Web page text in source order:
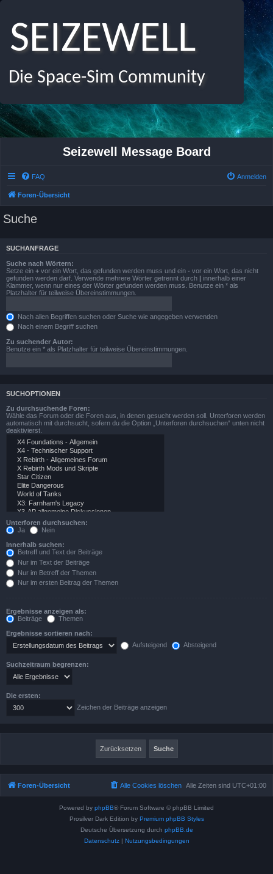
SEIZEWELL
Die Space-Sim Community
Seizewell Message Board
FAQ Anmelden
Foren-Übersicht
Suche
SUCHANFRAGE
Suche nach Wörtern:
Setze ein + vor ein Wort, das gefunden werden muss und ein - vor ein Wort, das nicht
gefunden werden darf. Verwende mehrere Wörter getrennt durch | innerhalb einer
Klammer, wenn nur eines der Wörter gefunden werden muss. Benutze ein * als
Platzhalter für teilweise Übereinstimmungen.
Nach allen Begriffen suchen oder Suche wie angegeben verwenden
Nach einem Begriff suchen
Zu suchender Autor:
Benutze ein * als Platzhalter für teilweise Übereinstimmungen.
SUCHOPTIONEN
Zu durchsuchende Foren:
Wähle das Forum oder die Foren aus, in denen gesucht werden soll. Unterforen werden
automatisch mit durchsucht, sofern du die Option „Unterforen durchsuchen“ unten nicht
deaktivierst.
Unterforen durchsuchen:
Ja
Nein
Innerhalb suchen:
Betreff und Text der Beiträge
Nur im Text der Beiträge
Nur im Betreff der Themen
Nur im ersten Beitrag der Themen
Ergebnisse anzeigen als:
Beiträge
Themen
Ergebnisse sortieren nach:
Aufsteigend
Absteigend
Suchzeitraum begrenzen:
Die ersten:
Zeichen der Beiträge anzeigen
Foren-Übersicht Alle Zeiten sind UTC+01:00
Alle Cookies löschen
Powered by phpBB® Forum Software © phpBB Limited
Prosilver Dark Edition by Premium phpBB Styles
Deutsche Übersetzung durch phpBB.de
Datenschutz| Nutzungsbedingungen